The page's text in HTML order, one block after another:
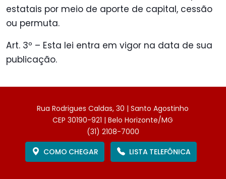
estatais por meio de aporte de capital, cessão
ou permuta.
Art. 3º – Esta lei entra em vigor na data de sua
publicação.
Rua Rodrigues Caldas, 30 | Santo Agostinho
CEP 30190-921 | Belo Horizonte/MG
(31) 2108-7000
COMO CHEGAR
LISTA TELEFÔNICA